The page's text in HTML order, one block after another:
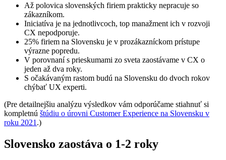
Až polovica slovenských firiem prakticky nepracuje so
zákazníkom.
Iniciatíva je na jednotlivcoch, top manažment ich v rozvoji
CX nepodporuje.
25% firiem na Slovensku je v prozákazníckom prístupe
výrazne popredu.
V porovnaní s prieskumami zo sveta zaostávame v CX o
jeden až dva roky.
S očakávaným rastom budú na Slovensku do dvoch rokov
chýbať UX experti.
(Pre detailnejšiu analýzu výsledkov vám odporúčame stiahnuť si
kompletnú štúdiu o úrovni Customer Experience na Slovensku v
roku 2021 .)
Slovensko zaostáva o 1-2 roky